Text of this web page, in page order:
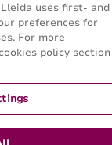
uses first- and
preferences for
For more
policy section